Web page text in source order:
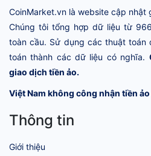
CoinMarket.vn là website cập nhật
Chúng tôi tổng hợp dữ liệu từ
toàn cầu. Sử dụng các thuật toán
toán thành các dữ liệu có nghĩa.
giao dịch tiền ảo.
Việt Nam không công nhận tiền
Thông tin
Giới thiệu